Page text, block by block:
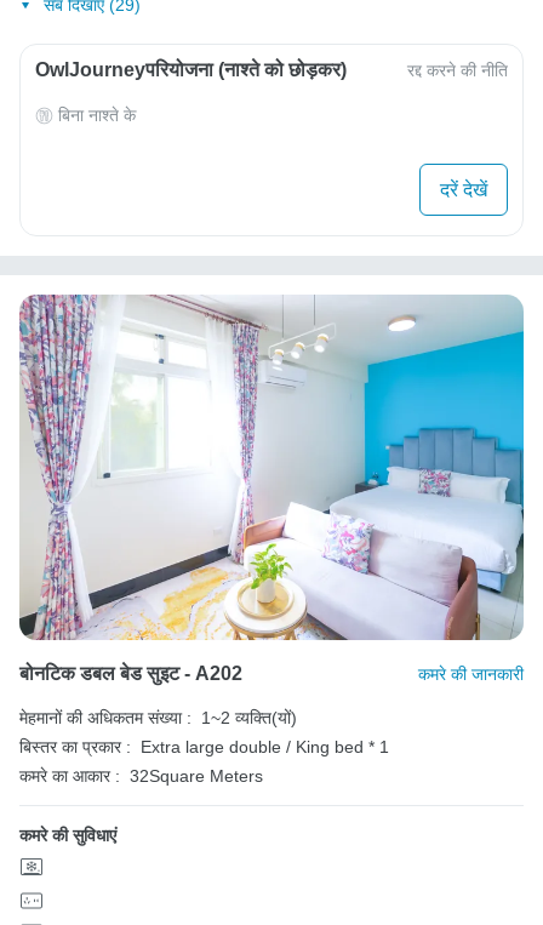
सब दिखाएं (29)
OwlJourneyपरियोजना (नाश्ते को छोड़कर) रद्द करने की नीति
बिना नाश्ते के
दरें देखें
बोनटिक डबल बेड सुइट - A202 कमरे की जानकारी
मेहमानों की अधिकतम संख्या :
1~2 व्यक्ति(यों)
बिस्तर का प्रकार :
Extra large double / King bed * 1
कमरे का आकार : 32Square Meters
कमरे की सुविधाएं